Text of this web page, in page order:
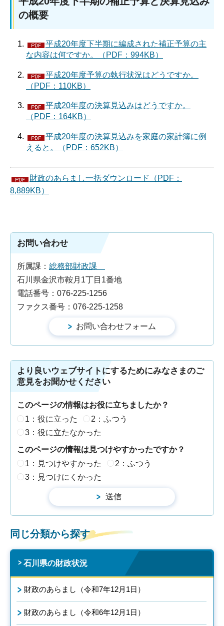
の概要
平成20年度下半期に編成された補正予算の主
な内容は何ですか。（PDF：994KB）
平成20年度予算の執行状況はどうですか。
（PDF：110KB）
平成20年度の決算見込みはどうですか。
（PDF：164KB）
平成20年度の決算見込みを家庭の家計簿に例
えると。（PDF：652KB）
財政のあらまし一括ダウンロード（PDF：
8,889KB）
お問い合わせ
所属課： 総務部財政課
石川県金沢市鞍月1丁目1番地
電話番号：076-225-1256
ファクス番号：076-225-1258
より良いウェブサイトにするためにみなさまのご
意見をお聞かせください
このページの情報はお役に立ちましたか？
1：役に立った
2：ふつう
3：役に立たなかった
このページの情報は見つけやすかったですか？
1：見つけやすかった
2：ふつう
3：見つけにくかった
同じ分類から探す
石川県の財政状況
財政のあらまし（令和7年12月1日）
財政のあらまし（令和6年12月1日）